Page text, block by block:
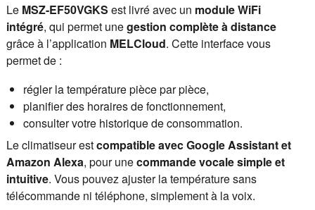
Le MSZ-EF50VGKS est livré avec un module WiFi
intégré, qui permet unegestion complète à distance
grâce à l’application MELCloud. Cette interface vous
permet de :
régler la température pièce par pièce,
planifier des horaires de fonctionnement,
consulter votre historique de consommation.
Le climatiseur estcompatible avec Google Assistant et
Amazon Alexa, pour unecommande vocale simple et
intuitive. Vous pouvez ajuster la température sans
télécommande ni téléphone, simplement à la voix.